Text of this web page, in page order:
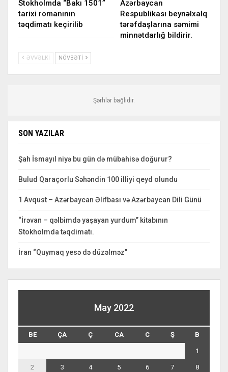
Stokholmda “Bakı 1501”
tarixi romanının
təqdimatı keçirilib
Azərbaycan
Respublikası beynəlxalq
tərəfdaşlarına səmimi
minnətdarlığ bildirir.
ƏVVƏLKI NÖVBƏTI
Şərhlər bağlıdır.
SON YAZILAR
Şah İsmayıl niyə bu gün də mübahisə doğurur?
Bulud Qaraçorlu Səhəndin 100 illiyi qeyd olundu
1 Avqust – Azərbaycan Əlifbası və Azərbaycan Dili Günü
“İrəvan – qəlbimdə yaşayan yurdum” kitabının
Stokholmda təqdimatı.
İran “Quymaq yesə də düzəlməz”
May 2022
BE ÇA Ç CA C Ş B
1
2 3 4 5 6 7 8